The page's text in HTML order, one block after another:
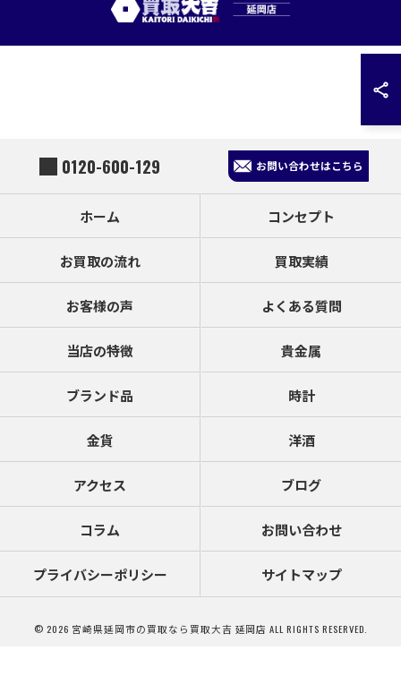
0120-600-129 お問い合わせはこちら
ホーム コンセプト
お買取の流れ 買取実績
お客様の声 よくある質問
当店の特徴 貴金属
ブランド品 時計
金貨 洋酒
アクセス ブログ
コラム お問い合わせ
プライバシーポリシー サイトマップ
© 2026 宮崎県延岡市の買取なら買取大吉 延岡店 ALL RIGHTS RESERVED.